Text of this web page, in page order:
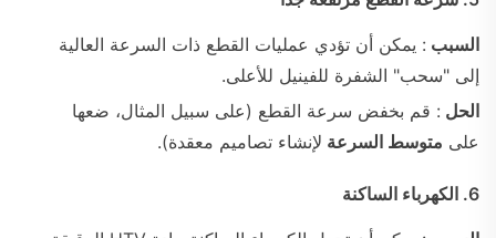
السبب : يمكن أن تؤدي عمليات القطع ذات السرعة العالية
إلى "سحب" الشفرة للفينيل للأعلى.
الحل : قم بخفض سرعة القطع (على سبيل المثال، ضعها
على متوسط السرعة لإنشاء تصاميم معقدة).
6. الكهرباء الساكنة